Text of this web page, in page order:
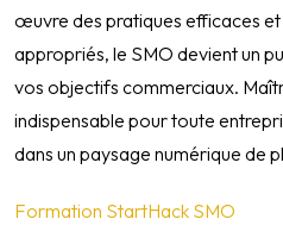
œuvre des pratiques efficaces et
appropriés, le SMO devient un
vos objectifs commerciaux.
indispensable pour toute
dans un paysage numérique de
Formation StartHack SMO